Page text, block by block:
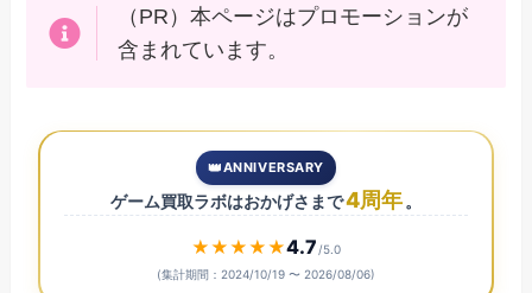
（PR）本ページはプロモーションが
含まれています。
👑ANNIVERSARY
ゲーム買取ラボはおかげさまで4周年。
★★★★★4.7/5.0
(集計期間：2024/10/19 〜 2026/08/06)